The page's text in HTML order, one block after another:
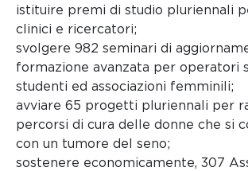
istituire premi di studio pluriennali
clinici e ricercatori;
svolgere 982 seminari di
formazione avanzata per operatori
studenti ed associazioni femminili;
avviare 65 progetti pluriennali per
percorsi di cura delle donne che si
con un tumore del seno;
sostenere economicamente, 307